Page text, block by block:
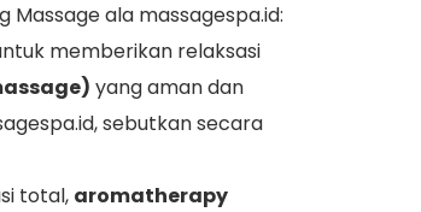
Massage ala massagespa.id:
memberikan relaksasi
yang aman dan
sebutkan secara
total, aromatherapy